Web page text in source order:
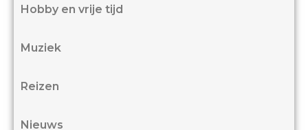
Hobby en vrije tijd
Muziek
Reizen
Nieuws